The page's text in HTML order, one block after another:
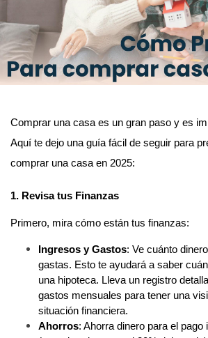
Comprar una casa es un gran paso y es
Aquí te dejo una guía fácil de seguir para
comprar una casa en 2025:
1. Revisa tus Finanzas
Primero, mira cómo están tus finanzas:
Ingresos y Gastos: Ve cuánto
gastas. Esto te ayudará a saber
una hipoteca. Lleva un registro
gastos mensuales para tener una
situación financiera.
Ahorros: Ahorra dinero para el pago